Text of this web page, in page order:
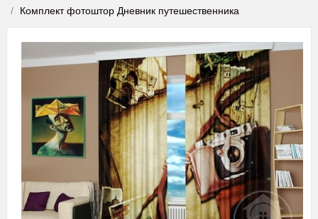
Комплект фотоштор Дневник путешественника